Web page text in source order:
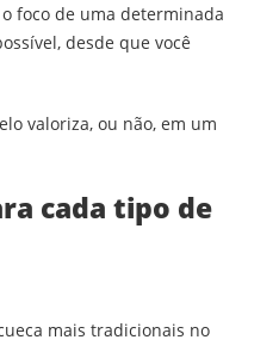
TIPO
CORPO
foco de uma determinada
desde que você
valoriza, ou não, em um
cada tipo de
mais tradicionais no